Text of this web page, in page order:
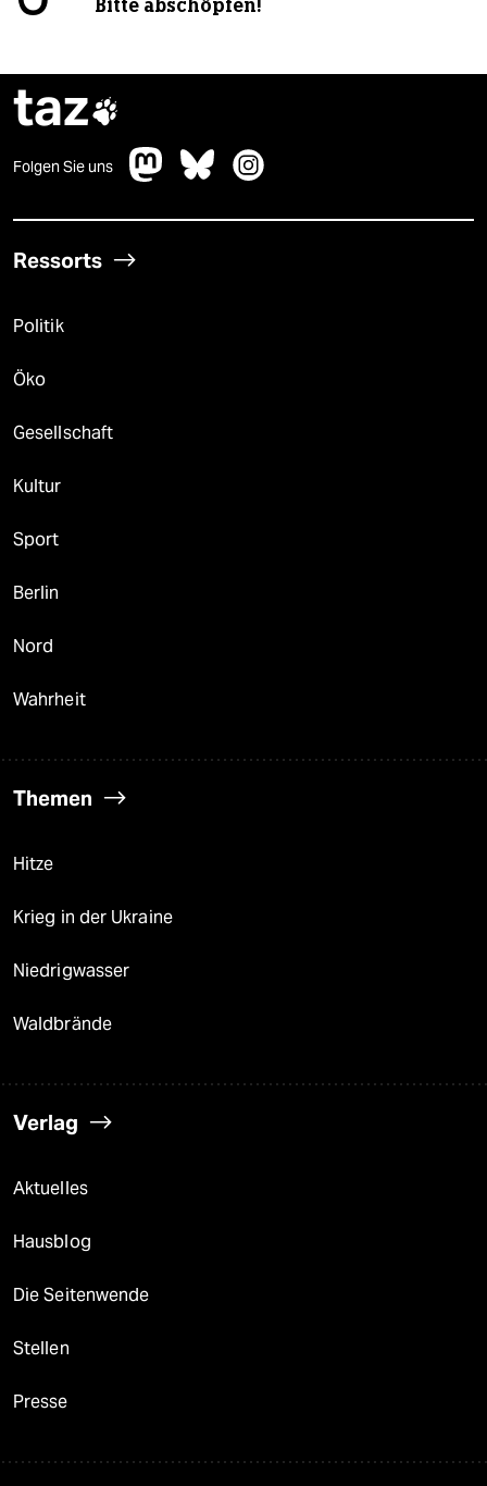
Bitte abschöpfen!
taz
Folgen Sie uns
Ressorts
Politik
Öko
Gesellschaft
Kultur
Sport
Berlin
Nord
Wahrheit
Themen
Hitze
Krieg in der Ukraine
Niedrigwasser
Waldbrände
Verlag
Aktuelles
Hausblog
Die Seitenwende
Stellen
Presse